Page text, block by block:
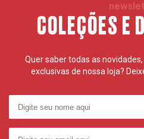
COLEÇÕES E
Quer saber todas as
exclusivas de nossa loja?